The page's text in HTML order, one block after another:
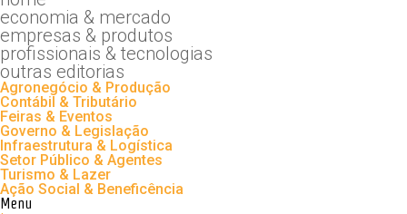
economia & mercado
empresas & produtos
profissionais & tecnologias
outras editorias
Agronegócio & Produção
Contábil & Tributário
Feiras & Eventos
Governo & Legislação
Infraestrutura & Logística
Setor Público & Agentes
Turismo & Lazer
Ação Social & Beneficência
Menu